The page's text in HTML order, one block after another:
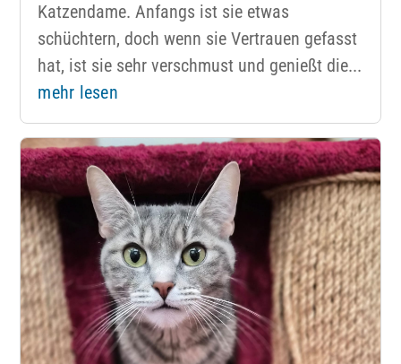
Katzendame. Anfangs ist sie etwas
schüchtern, doch wenn sie Vertrauen gefasst
hat, ist sie sehr verschmust und genießt die...
mehr lesen